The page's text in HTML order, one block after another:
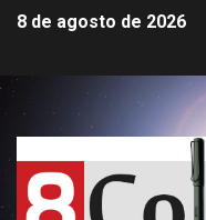
8 de agosto de 2026